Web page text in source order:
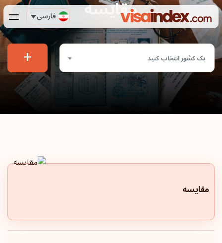
فارسی مقایسه
یک کشور انتخاب کنید +
مقایسه